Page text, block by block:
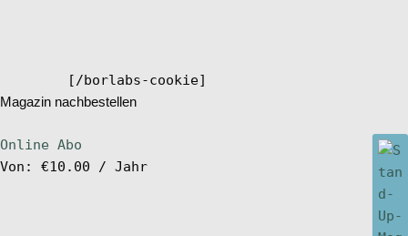
[/borlabs-cookie]
Magazin nachbestellen
Online Abo
Von: €10.00 / Jahr